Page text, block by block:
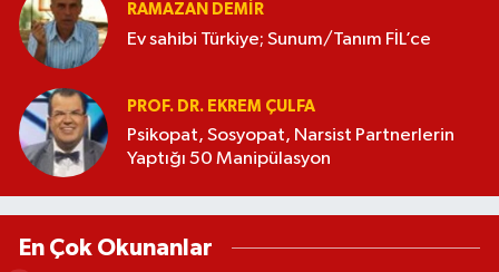
RAMAZAN DEMİR
Ev sahibi Türkiye; Sunum/Tanım FİL’ce
PROF. DR. EKREM ÇULFA
Psikopat, Sosyopat, Narsist Partnerlerin
Yaptığı 50 Manipülasyon
En Çok Okunanlar